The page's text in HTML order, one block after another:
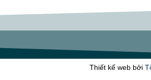
Thiết kế web bởi